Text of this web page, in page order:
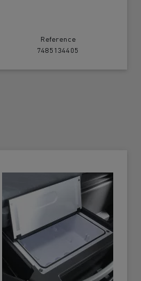
Reference
7485134405